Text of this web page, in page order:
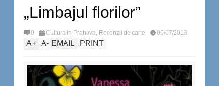
„Limbajul florilor”
0 Cultura in Prahova, Recenzii de carte 05/07/2013
A+ A- EMAIL PRINT